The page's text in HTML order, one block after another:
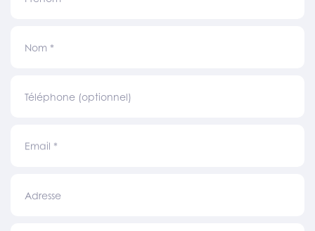
Nom *
Téléphone (optionnel)
Email *
Adresse